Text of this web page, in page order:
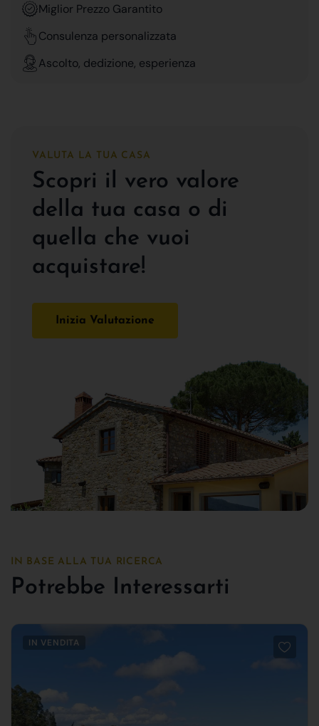
Miglior Prezzo Garantito
Consulenza personalizzata
Ascolto, dedizione, esperienza
VALUTA LA TUA CASA
Scopri il vero valore
della tua casa o di
quella che vuoi
acquistare!
Inizia Valutazione
IN BASE ALLA TUA RICERCA
Potrebbe Interessarti
IN VENDITA